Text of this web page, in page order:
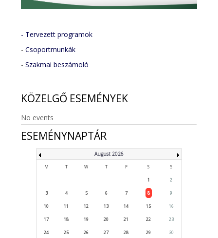
- Tervezett programok
-Csoportmunkák
-Szakmai beszámoló
KÖZELGŐ ESEMÉNYEK
No events
ESEMÉNYNAPTÁR
August 2026
M T W T F S S
1 2
3 4 5 6 7 8 9
10 11 12 13 14 15 16
17 18 19 20 21 22 23
24 25 26 27 28 29 30